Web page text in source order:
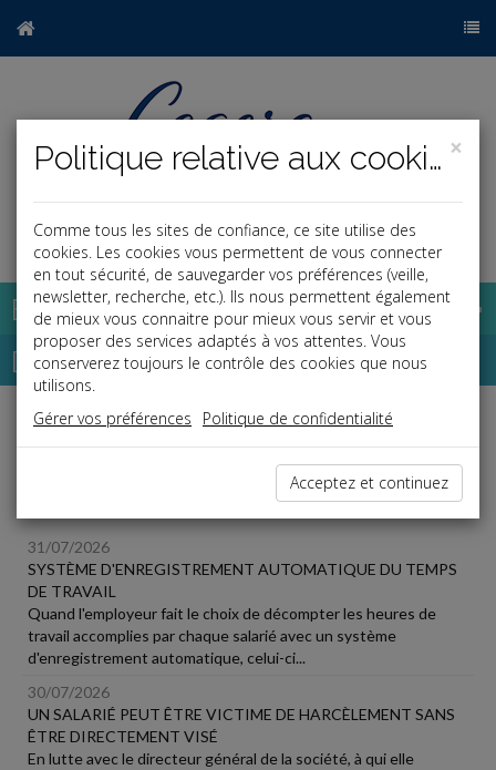
a
Base documentaire
Dépêches
Liste des dernières dépêches
31/07/2026
SYSTÈME D'ENREGISTREMENT AUTOMATIQUE DU TEMPS
DE TRAVAIL
Quand l'employeur fait le choix de décompter les heures de
travail accomplies par chaque salarié avec un système
d'enregistrement automatique, celui-ci...
30/07/2026
UN SALARIÉ PEUT ÊTRE VICTIME DE HARCÈLEMENT SANS
ÊTRE DIRECTEMENT VISÉ
En lutte avec le directeur général de la société, à qui elle
×
Politique relative aux cookies
Comme tous les sites de confiance, ce site utilise des
cookies. Les cookies vous permettent de vous connecter
en tout sécurité, de sauvegarder vos préférences (veille,
newsletter, recherche, etc.). Ils nous permettent également
de mieux vous connaitre pour mieux vous servir et vous
proposer des services adaptés à vos attentes. Vous
conserverez toujours le contrôle des cookies que nous
utilisons.
Gérer vos préférences
Politique de confidentialité
Acceptez et continuez